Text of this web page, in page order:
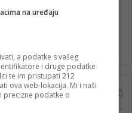
su dodijeljene nagrade u tri
na uređaju
a podatke s vašeg
i druge podatke
te im pristupati 212
ova web-lokacija. Mi i naši
podatke o